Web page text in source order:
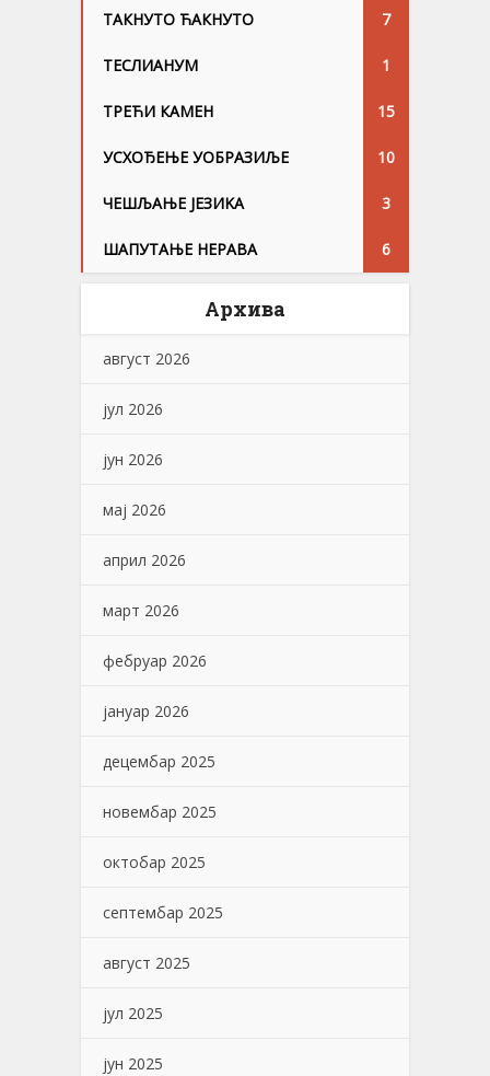
ТАКНУТО ЋАКНУТО 7
ТЕСЛИАНУМ 1
ТРЕЋИ КАМЕН 15
УСХОЂЕЊЕ УОБРАЗИЉЕ 10
ЧЕШЉАЊЕ ЈЕЗИKА 3
ШАПУТАЊЕ НЕРАВА 6
Архива
август 2026
јул 2026
јун 2026
мај 2026
април 2026
март 2026
фебруар 2026
јануар 2026
децембар 2025
новембар 2025
октобар 2025
септембар 2025
август 2025
јул 2025
јун 2025